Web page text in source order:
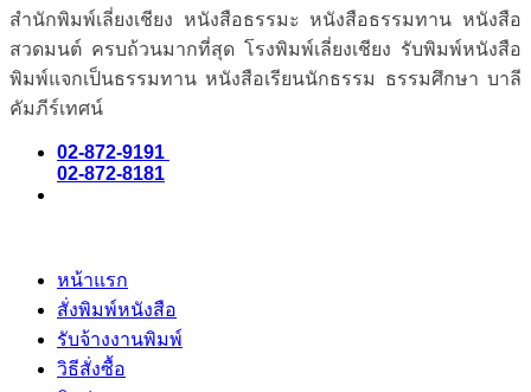
สำนักพิมพ์เลี่ยงเชียง หนังสือธรรมะ หนังสือธรรมทาน หนังสือ
สวดมนต์ ครบถ้วนมากที่สุด โรงพิมพ์เลี่ยงเชียง รับพิมพ์หนังสือ
พิมพ์แจกเป็นธรรมทาน หนังสือเรียนนักธรรม ธรรมศึกษา บาลี
คัมภีร์เทศน์
02-872-9191
02-872-8181
หน้าแรก
สั่งพิมพ์หนังสือ
รับจ้างงานพิมพ์
วิธีสั่งซื้อ